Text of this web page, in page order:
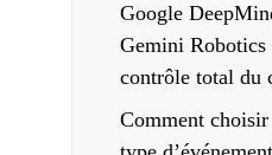
Google
Gemini Robotics
contrôle total du
Comment